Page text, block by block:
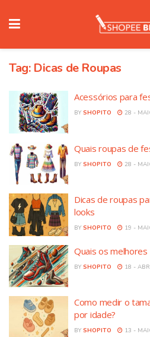
Tag: Dicas de Roupas
Acessórios para
BY SHOPITO 28 -
Quais roupas de
BY SHOPITO 28 -
Dicas de roupas
looks
BY SHOPITO 19 -
Quais os
BY SHOPITO 18 -
Como medir o
por idade?
BY SHOPITO 13 -